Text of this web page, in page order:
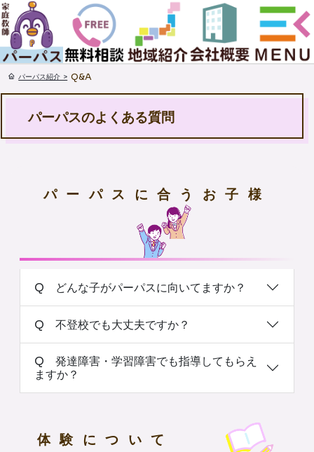
パーパス紹介 > Q&A
パーパスのよくある質問
パーパスに合うお子様
Q どんな子がパーパスに向いてますか？
Q 不登校でも大丈夫ですか？
Q 発達障害・学習障害でも指導してもらえ
ますか？
体験について